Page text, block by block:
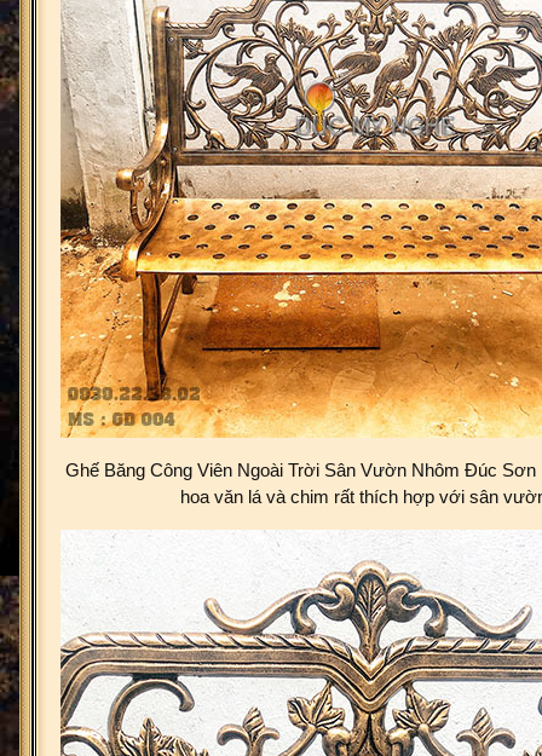
Ghế Băng Công Viên Ngoài Trời Sân Vườn Nhôm Đúc Sơn
hoa văn lá và chim rất thích hợp với sân